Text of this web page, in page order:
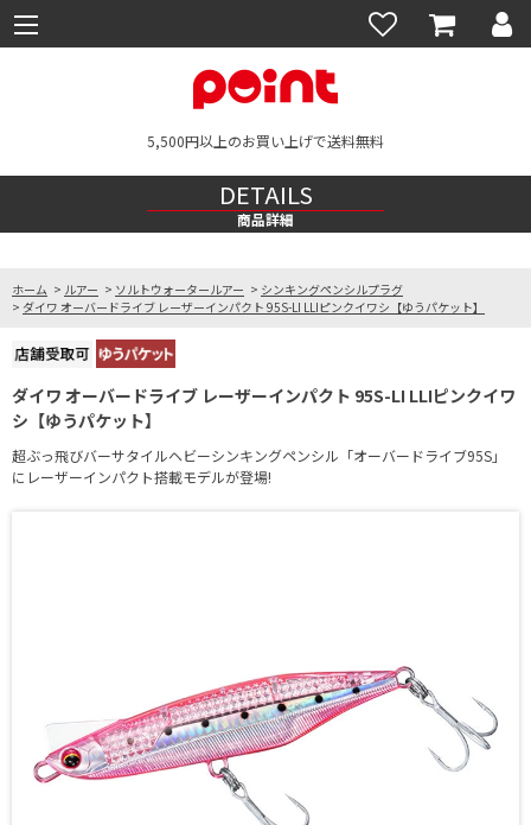
5,500円以上のお買い上げで送料無料
DETAILS
商品詳細
ホーム > ルアー > ソルトウォータールアー > シンキングペンシルプラグ
> ダイワ オーバードライブ レーザーインパクト 95S-LI LLIピンクイワシ【ゆうパケット】
ダイワ オーバードライブ レーザーインパクト 95S-LI LLIピンクイワ
シ【ゆうパケット】
超ぶっ飛びバーサタイルヘビーシンキングペンシル「オーバードライブ95S」
にレーザーインパクト搭載モデルが登場!